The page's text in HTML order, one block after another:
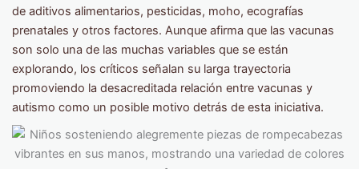
de aditivos alimentarios, pesticidas, moho, ecografías
prenatales y otros factores. Aunque afirma que las vacunas
son solo una de las muchas variables que se están
explorando, los críticos señalan su larga trayectoria
promoviendo la desacreditada relación entre vacunas y
autismo como un posible motivo detrás de esta iniciativa.